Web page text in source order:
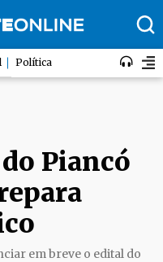
Política
Piancó
em breve o edital do